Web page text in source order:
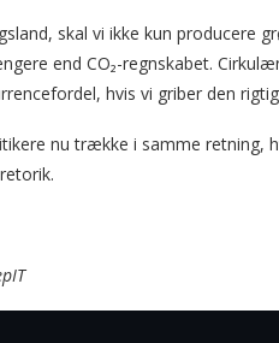
skal vi ikke kun producere
end CO₂-regnskabet.
hvis vi griber den
nu trække i samme retning,